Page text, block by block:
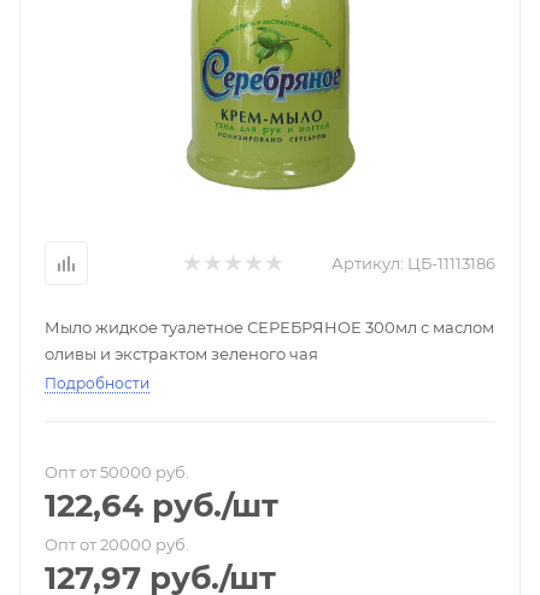
Артикул: ЦБ-11113186
Мыло жидкое туалетное СЕРЕБРЯНОЕ 300мл с маслом
оливы и экстрактом зеленого чая
Подробности
Опт от 50000 руб.
122,64 руб./шт
Опт от 20000 руб.
127,97 руб./шт